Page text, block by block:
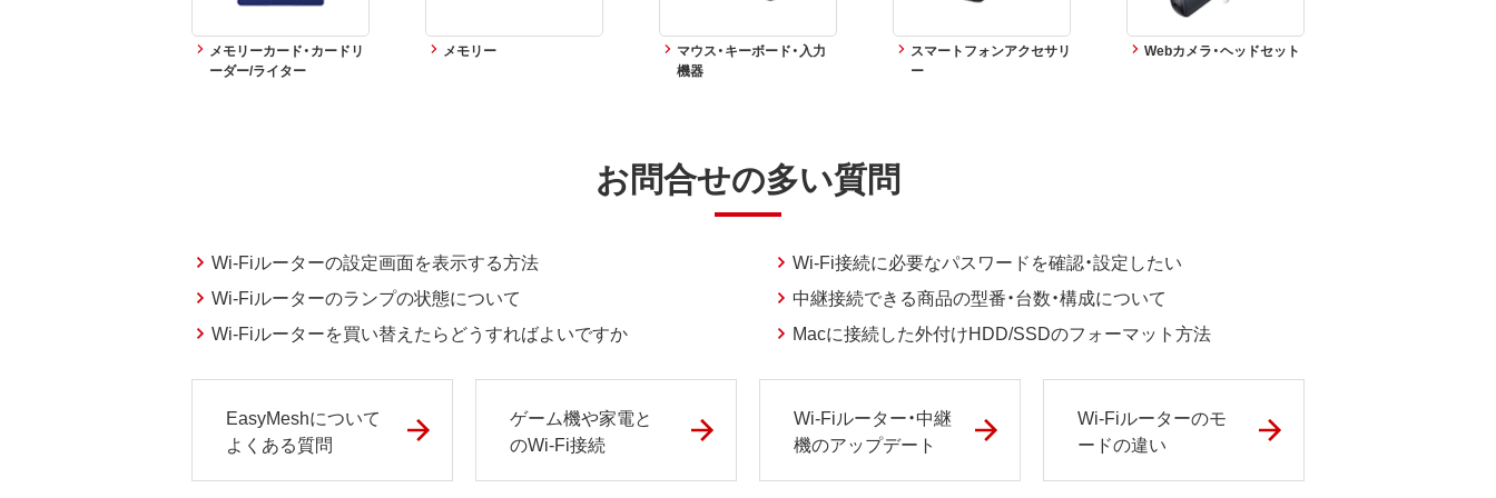
メモリーカード・カードリ
ーダー/ライター
メモリー
マウス・キーボード・入力
機器
スマートフォンアクセサリ
ー
Webカメラ・ヘッドセット
お問合せの多い質問
Wi-Fiルーターの設定画面を表示する方法
Wi-Fi接続に必要なパスワードを確認・設定したい
Wi-Fiルーターのランプの状態について
中継接続できる商品の型番・台数・構成について
Wi-Fiルーターを買い替えたらどうすればよいですか
Macに接続した外付けHDD/SSDのフォーマット方法
EasyMeshについて
よくある質問
ゲーム機や家電と
のWi-Fi接続
Wi-Fiルーター・中継
機のアップデート
Wi-Fiルーターのモ
ードの違い